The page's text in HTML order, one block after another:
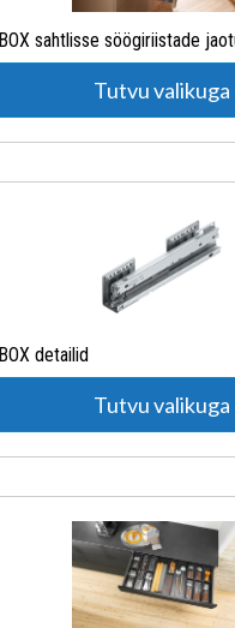
sahtlisse söögiriistade
Tutvu valikuga
detailid
Tutvu valikuga